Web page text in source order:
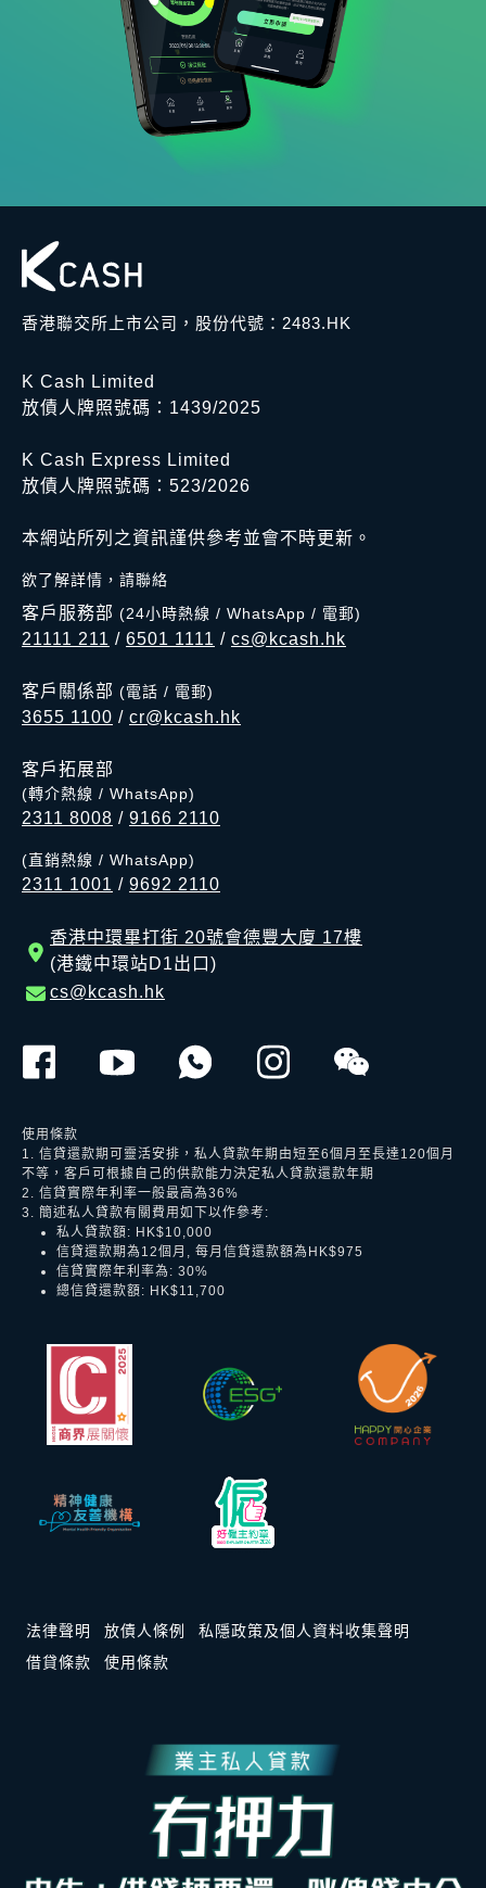
香港聯交所上市公司，股份代號：2483.HK
K Cash Limited
放債人牌照號碼：1439/2025
K Cash Express Limited
放債人牌照號碼：523/2026
本網站所列之資訊謹供參考並會不時更新。
欲了解詳情，請聯絡
客戶服務部 (24小時熱線 / WhatsApp / 電郵)
21111 211 / 6501 1111 / cs@kcash.hk
客戶關係部 (電話 / 電郵)
3655 1100 / cr@kcash.hk
客戶拓展部
(轉介熱線 / WhatsApp)
2311 8008 / 9166 2110
(直銷熱線 / WhatsApp)
2311 1001 / 9692 2110
香港中環畢打街 20號會德豐大廈 17樓
(港鐵中環站D1出口)
cs@kcash.hk
使用條款
1. 信貸還款期可靈活安排，私人貸款年期由短至6個月至長達120個月
不等，客戶可根據自己的供款能力決定私人貸款還款年期
2. 信貸實際年利率一般最高為36%
3. 簡述私人貸款有關費用如下以作參考:
私人貸款額: HK$10,000
信貸還款期為12個月, 每月信貸還款額為HK$975
信貸實際年利率為: 30%
總信貸還款額: HK$11,700
法律聲明 放債人條例
私隱政策及個人資料收集聲明
借貸條款
使用條款